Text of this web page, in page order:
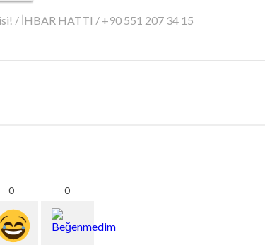
/ İHBAR HATTI / +90 551 207 34 15
0 0